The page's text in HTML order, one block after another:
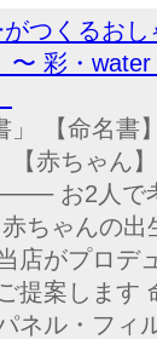
つくるお
彩・water
」 【命名書
【赤ちゃ
お2人で考
ちゃんの
店がプロデ
提案します
ネル・フィ